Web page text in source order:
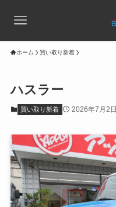
ホーム 買い取り新着
ハスラー
買い取り新着 2026年7月2日